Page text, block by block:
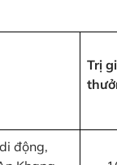
Trị
động,